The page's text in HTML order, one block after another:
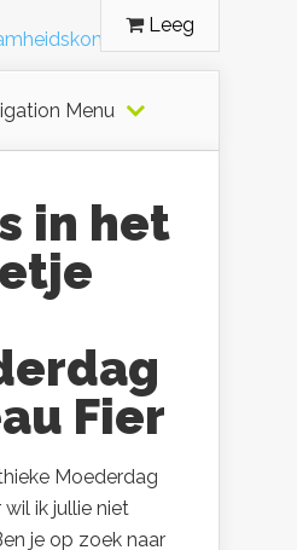
Leeg
Menu
in het
Fier
Moederdag
ik jullie niet
je op zoek naar